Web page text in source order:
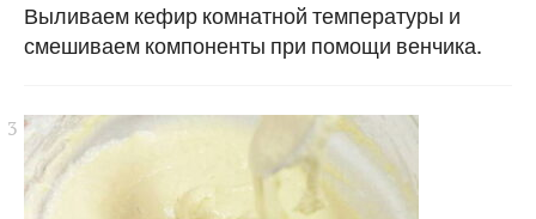
Выливаем кефир комнатной температуры и
смешиваем компоненты при помощи венчика.